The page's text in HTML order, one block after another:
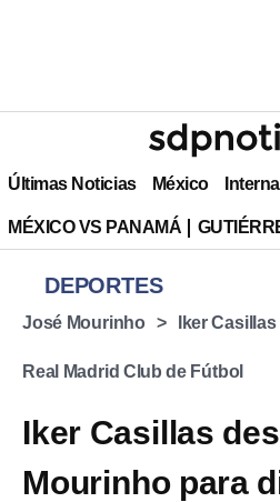
Últimas Noticias México
MÉXICO VS PANAMÁ
DEPORTES
José Mourinho Iker Casillas
Real Madrid Club de Fútbol
Iker Casillas
Mourinho para